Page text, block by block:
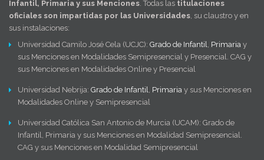
Infantil, Primaria y sus Menciones. Todas las titulaciones
oficiales son impartidas por las Universidades, su claustro y en
sus instalaciones:
Universidad Camilo José Cela (UCJC): Grado de Infantil, Primaria y
sus Menciones en Modalidades Semipresencial y Presencial. CAG y
sus Menciones en Modalidades Online y Presencial
Universidad Nebrija: Grado de Infantil, Primaria y sus Menciones en
Modalidades Online y Semipresencial
Universidad Católica San Antonio de Murcia (UCAM): Grado de
Infantil, Primaria y sus Menciones en Modalidad Semipresencial.
CAG y sus Menciones en Modalidad Semipresencial